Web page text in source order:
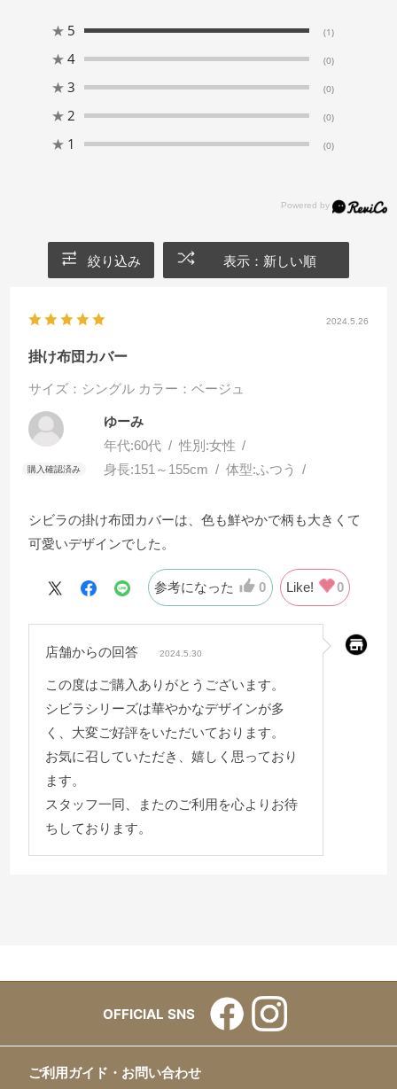
★ 5 (1)
★ 4 (0)
★ 3 (0)
★ 2 (0)
★ 1 (0)
絞り込み 表示：新しい順
2024.5.26
掛け布団カバー
サイズ：シングル カラー：ベージュ
ゆーみ
年代:60代 性別:女性
身長:151～155cm 体型:ふつう
シビラの掛け布団カバーは、色も鮮やかで柄も大きくて
可愛いデザインでした。
参考になった 0 Like! 0
店舗からの回答 2024.5.30
この度はご購入ありがとうございます。
シビラシリーズは華やかなデザインが多
く、大変ご好評をいただいております。
お気に召していただき、嬉しく思っており
ます。
スタッフ一同、またのご利用を心よりお待
ちしております。
OFFICIAL SNS
ご利用ガイド・お問い合わせ